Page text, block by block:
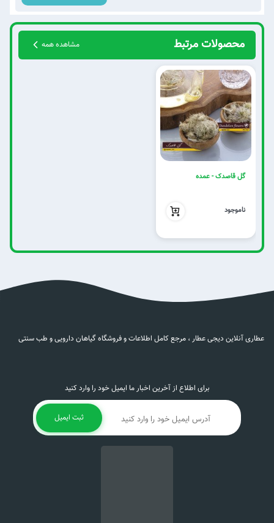
محصولات مرتبط مشاهده همه
گل قاصدک - عمده
ناموجود
برای اطلاع از آخرین اخبار ما ایمیل خود را وارد کنید
ثبت ایمیل
عطاری آنلاین دیجی عطار ، مرجع کامل اطلاعات و فروشگاه گیاهان دارویی و طب سنتی